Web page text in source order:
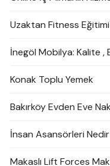
Uzaktan Fitness
İnegöl Mobilya: Kalite ,
Konak Toplu Yemek
Bakırköy Evden Eve
İnsan Asansörleri
Makaslı Lift Forces